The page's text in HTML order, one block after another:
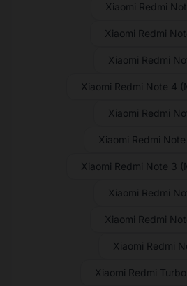
Xiaomi Redmi
Xiaomi Redmi
Xiaomi Redmi
Xiaomi Redmi Note 4
Xiaomi Redmi
Xiaomi Redmi
Xiaomi Redmi Note 3
Xiaomi Redmi
Xiaomi Redmi
Xiaomi Redmi
Xiaomi Redmi